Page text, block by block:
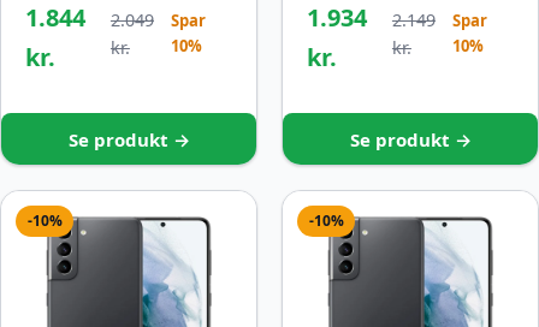
1.844
kr.
2.049
kr.
Spar
10%
Se produkt →
1.934
kr.
2.149
kr.
Spar
10%
Se produkt →
-10% -10%